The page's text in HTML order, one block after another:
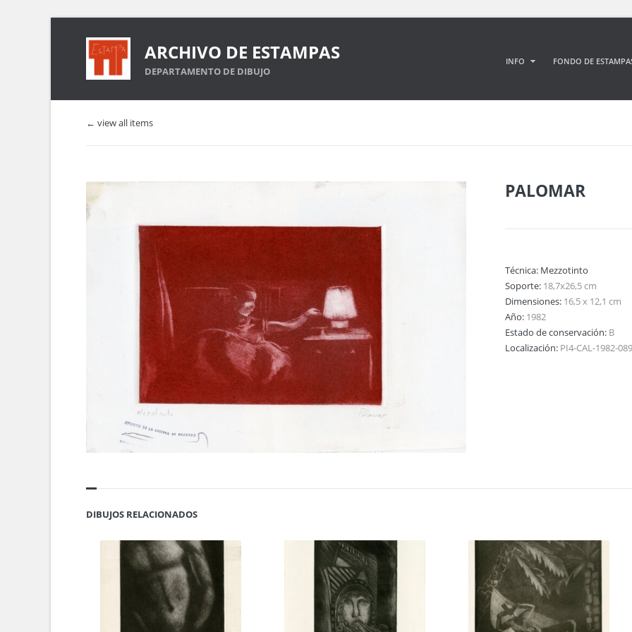
ARCHIVO DE ESTAMPAS
DEPARTAMENTO DE DIBUJO
INFO FONDO DE
← view all items
PALOMAR
Técnica: Mezzotinto
Soporte: 18,7x26,5 cm
Dimensiones: 16,5 x 12,1 cm
Año: 1982
Estado de conservación: B
Localización: PI4-CAL-1982-089
DIBUJOS RELACIONADOS